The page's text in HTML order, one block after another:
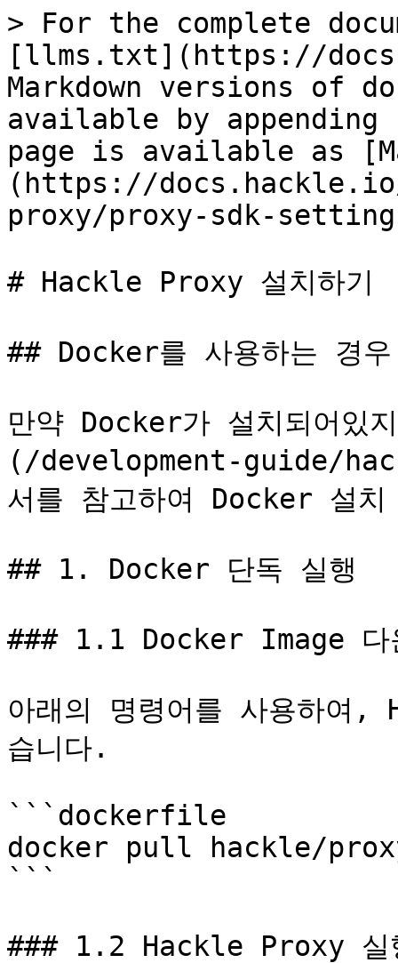
> For the complete
[llms.txt](https://
Markdown versions of
available by
page is available as
(https://
proxy/proxy-sdk-
# Hackle Proxy 설치하기
## Docker를 사용하는 경우
만약 Docker가 설치되어
(/development-guide/
서를 참고하여 Docker 설
## 1. Docker 단독 실행
### 1.1 Docker Image 다
아래의 명령어를 사용하여
습니다.
```dockerfile
docker pull hackle/
```
### 1.2 Hackle Proxy 실